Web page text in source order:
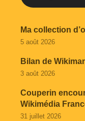
Ma collection
5 août 2026
Bilan de
3 août 2026
Couperin
Wikimédia
31 juillet 2026